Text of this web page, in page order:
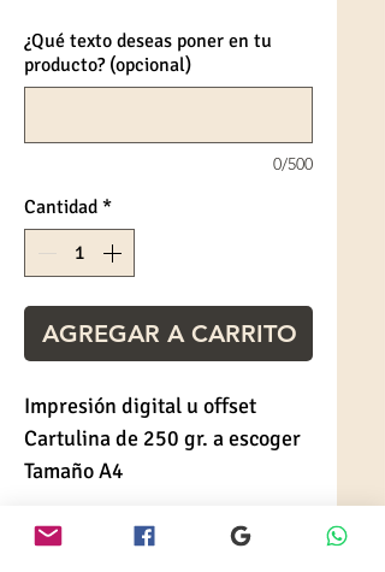
¿Qué texto deseas poner en tu
producto? (opcional)
0/500
Cantidad *
AGREGAR A CARRITO
Impresión digital u offset
Cartulina de 250 gr. a escoger
Tamaño A4
TIEMPO DE ENTREGA